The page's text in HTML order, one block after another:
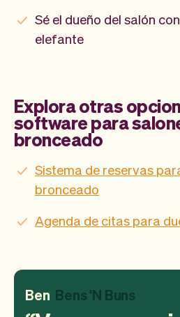
Sé el dueño del salón
elefante
Explora otras
software para
bronceado
Sistema de reservas
bronceado
Agenda de citas para
Ben Bens 'N Buns